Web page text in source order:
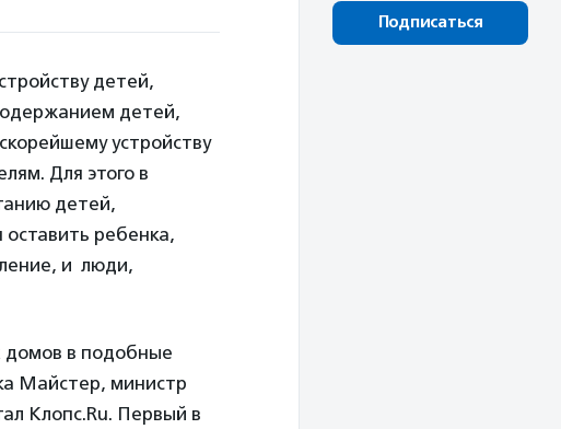
детей,
детей,
устройству
Для этого в
детей,
ребенка,
и люди,
домов в подобные
Майстер, министр
Клопс.Ru. Первый в
Подписаться